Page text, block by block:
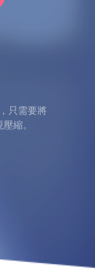
只需要將
縮。